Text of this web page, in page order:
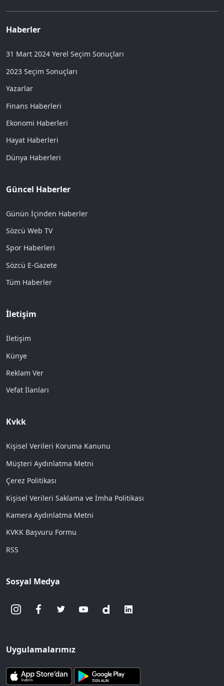
Haberler
31 Mart 2024 Yerel Seçim Sonuçları
2023 Seçim Sonuçları
Yazarlar
Finans Haberleri
Ekonomi Haberleri
Hayat Haberleri
Dünya Haberleri
Güncel Haberler
Günün İçinden Haberler
Sözcü Web TV
Spor Haberleri
Sözcü E-Gazete
Tüm Haberler
İletişim
İletişim
Künye
Reklam Ver
Vefat İlanları
Kvkk
Kişisel Verileri Koruma Kanunu
Müşteri Aydınlatma Metni
Çerez Politikası
Kişisel Verileri Saklama ve İmha Politikası
Kamera Aydınlatma Metni
KVKK Başvuru Formu
RSS
Sosyal Medya
Uygulamalarımız